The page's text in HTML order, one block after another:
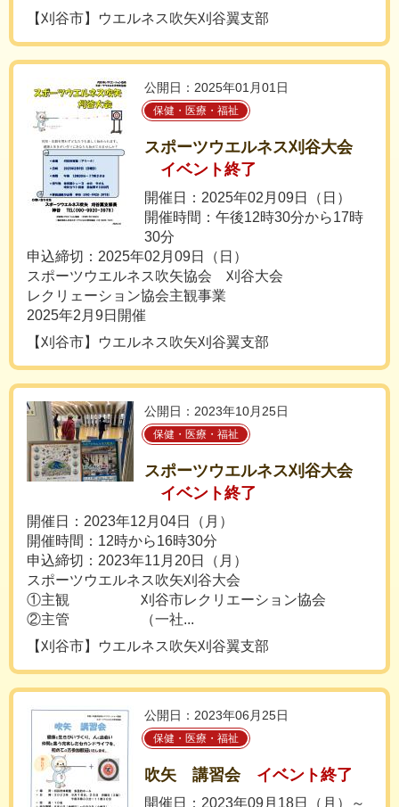
【刈谷市】ウエルネス吹矢刈谷翼支部
公開日：2025年01月01日
保健・医療・福祉
スポーツウエルネス刈谷大会
イベント終了
開催日：2025年02月09日（日）
開催時間：午後12時30分から17時
30分
申込締切：2025年02月09日（日）
スポーツウエルネス吹矢協会 刈谷大会
レクリェーション協会主観事業
2025年2月9日開催
【刈谷市】ウエルネス吹矢刈谷翼支部
公開日：2023年10月25日
保健・医療・福祉
スポーツウエルネス刈谷大会
イベント終了
開催日：2023年12月04日（月）
開催時間：12時から16時30分
申込締切：2023年11月20日（月）
スポーツウエルネス吹矢刈谷大会
①主観 刈谷市レクリエーション協会
②主管 （一社...
【刈谷市】ウエルネス吹矢刈谷翼支部
公開日：2023年06月25日
保健・医療・福祉
吹矢 講習会 イベント終了
開催日：2023年09月18日（月）～